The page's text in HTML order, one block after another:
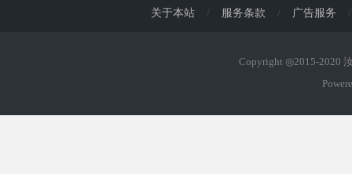
关于本站 / 服务条款 / 广告服务 /
Copyright ◎2015-2020